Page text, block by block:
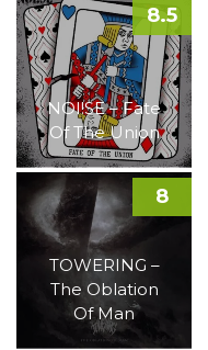
NOI!SE – Fate
Of The Union
8.5
TOWERING –
The Oblation
Of Man
8